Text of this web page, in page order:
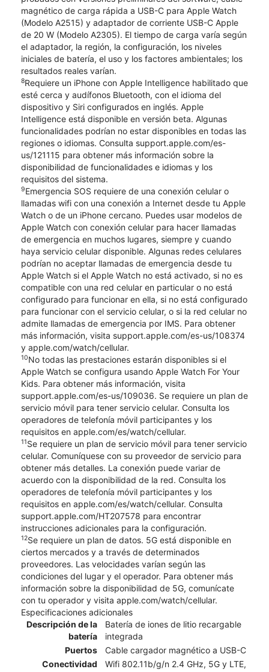
magnético de carga rápida a USB-C para Apple Watch
(Modelo A2515) y adaptador de corriente USB-C Apple
de 20 W (Modelo A2305). El tiempo de carga varía según
el adaptador, la región, la configuración, los niveles
iniciales de batería, el uso y los factores ambientales; los
resultados reales varían.
8Requiere un iPhone con Apple Intelligence habilitado que
esté cerca y audífonos Bluetooth, con el idioma del
dispositivo y Siri configurados en inglés. Apple
Intelligence está disponible en versión beta. Algunas
funcionalidades podrían no estar disponibles en todas las
regiones o idiomas. Consulta support.apple.com/es-
us/121115 para obtener más información sobre la
disponibilidad de funcionalidades e idiomas y los
requisitos del sistema.
9Emergencia SOS requiere de una conexión celular o
llamadas wifi con una conexión a Internet desde tu Apple
Watch o de un iPhone cercano. Puedes usar modelos de
Apple Watch con conexión celular para hacer llamadas
de emergencia en muchos lugares, siempre y cuando
haya servicio celular disponible. Algunas redes celulares
podrían no aceptar llamadas de emergencia desde tu
Apple Watch si el Apple Watch no está activado, si no es
compatible con una red celular en particular o no está
configurado para funcionar en ella, si no está configurado
para funcionar con el servicio celular, o si la red celular no
admite llamadas de emergencia por IMS. Para obtener
más información, visita support.apple.com/es-us/108374
y apple.com/watch/cellular.
10No todas las prestaciones estarán disponibles si el
Apple Watch se configura usando Apple Watch For Your
Kids. Para obtener más información, visita
support.apple.com/es-us/109036. Se requiere un plan de
servicio móvil para tener servicio celular. Consulta los
operadores de telefonía móvil participantes y los
requisitos en apple.com/es/watch/cellular.
11Se requiere un plan de servicio móvil para tener servicio
celular. Comuníquese con su proveedor de servicio para
obtener más detalles. La conexión puede variar de
acuerdo con la disponibilidad de la red. Consulta los
operadores de telefonía móvil participantes y los
requisitos en apple.com/es/watch/cellular. Consulta
support.apple.com/HT207578 para encontrar
instrucciones adicionales para la configuración.
12Se requiere un plan de datos. 5G está disponible en
ciertos mercados y a través de determinados
proveedores. Las velocidades varían según las
condiciones del lugar y el operador. Para obtener más
información sobre la disponibilidad de 5G, comunícate
con tu operador y visita apple.com/watch/cellular.
Especificaciones adicionales
Descripción de la
batería
Batería de iones de litio recargable
integrada
Puertos
Cable cargador magnético a USB-C
Conectividad
Wifi 802.11b/g/n 2.4 GHz, 5G y LTE,